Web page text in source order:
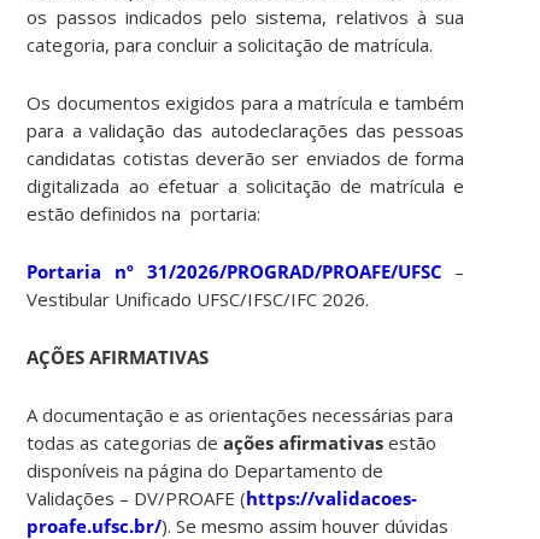
os passos indicados pelo sistema, relativos à sua
categoria, para concluir a solicitação de matrícula.
Os documentos exigidos para a matrícula e também
para a validação das autodeclarações das pessoas
candidatas cotistas deverão ser enviados de forma
digitalizada ao efetuar a solicitação de matrícula e
estão definidos na portaria:
Portaria nº 31/2026/PROGRAD/PROAFE/UFSC –
Vestibular Unificado UFSC/IFSC/IFC 2026.
AÇÕES AFIRMATIVAS
A documentação e as orientações necessárias para
todas as categorias deações afirmativas estão
disponíveis na página do Departamento de
Validações – DV/PROAFE (https://validacoes-
proafe.ufsc.br/). Se mesmo assim houver dúvidas